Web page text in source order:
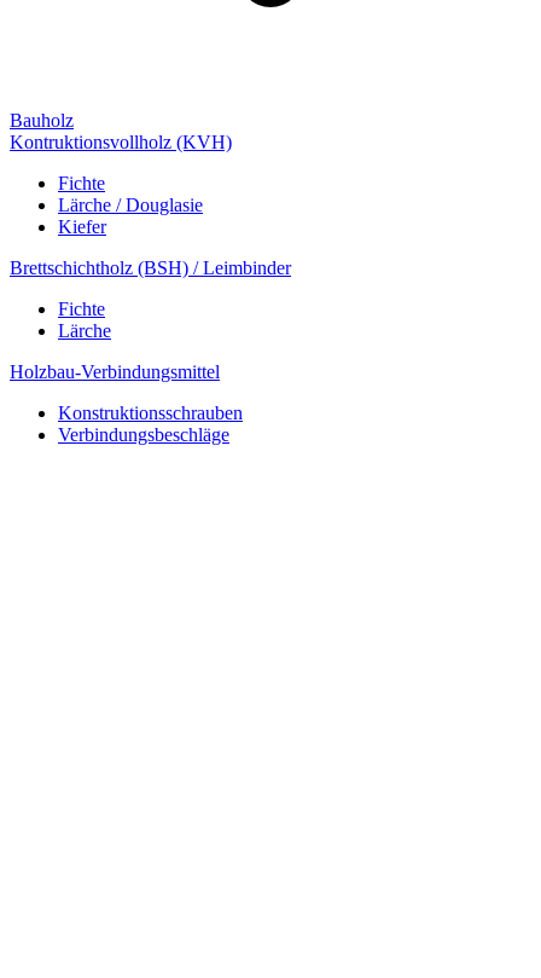
Bauholz
Kontruktionsvollholz (KVH)
Fichte
Lärche / Douglasie
Kiefer
Brettschichtholz (BSH) / Leimbinder
Fichte
Lärche
Holzbau-Verbindungsmittel
Konstruktionsschrauben
Verbindungsbeschläge